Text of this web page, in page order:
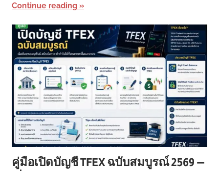
Continue reading
คู่มือเปิดบัญชี TFEX ฉบับสมบูรณ์ 2569 —